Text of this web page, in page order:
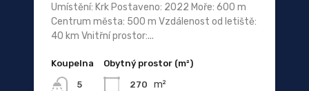
Umístění: Krk Postaveno: 2022 Moře: 600 m
Centrum města: 500 m Vzdálenost od letiště:
40 km Vnitřní prostor:...
Koupelna
5
Obytný prostor (m²)
270 m²